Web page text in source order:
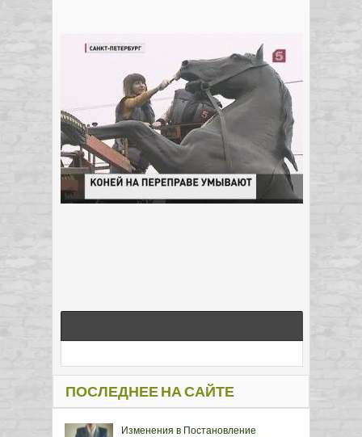
ПОСЛЕДНЕЕ НА САЙТЕ
Изменения в Постановление